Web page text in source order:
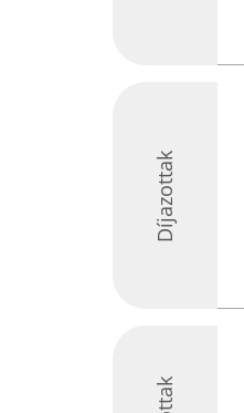
Díjazottak